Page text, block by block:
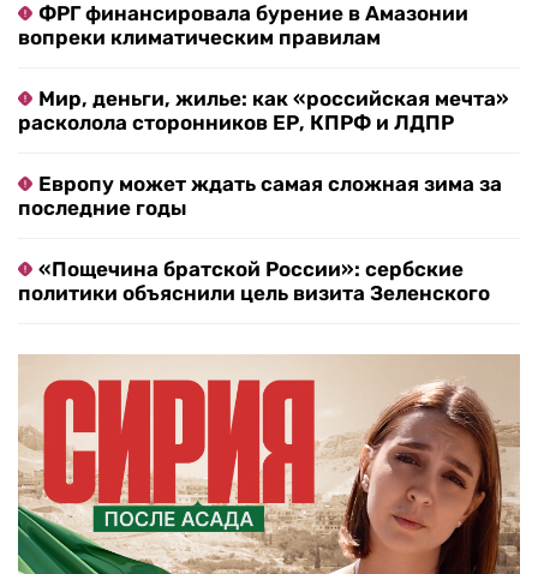
ФРГ финансировала бурение в Амазонии
вопреки климатическим правилам
Мир, деньги, жилье: как «российская мечта»
расколола сторонников ЕР, КПРФ и ЛДПР
Европу может ждать самая сложная зима за
последние годы
«Пощечина братской России»: сербские
политики объяснили цель визита Зеленского